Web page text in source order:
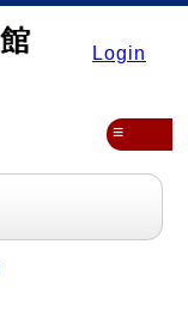
Login
≡